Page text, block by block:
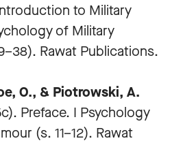
to Military
of Military
Rawat Publications.
O., & Piotrowski, A.
Preface. I Psychology
(s. 11–12). Rawat